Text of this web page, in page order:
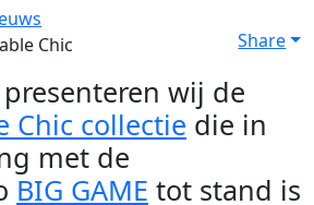
Chic
Share
wij de
Chic collectie die in
met de
BIG GAME tot stand is